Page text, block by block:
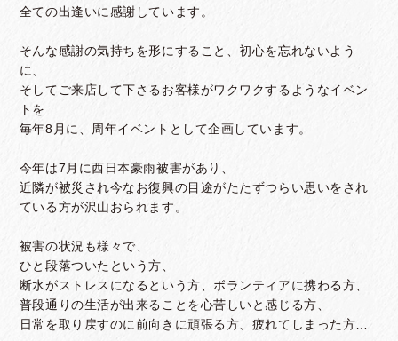
全ての出逢いに感謝しています。
そんな感謝の気持ちを形にすること、初心を忘れないよう
に、
そしてご来店して下さるお客様がワクワクするようなイベン
トを
毎年8月に、周年イベントとして企画しています。
今年は7月に西日本豪雨被害があり、
近隣が被災され今なお復興の目途がたたずつらい思いをされ
ている方が沢山おられます。
被害の状況も様々で、
ひと段落ついたという方、
断水がストレスになるという方、ボランティアに携わる方、
普段通りの生活が出来ることを心苦しいと感じる方、
日常を取り戻すのに前向きに頑張る方、疲れてしまった方…